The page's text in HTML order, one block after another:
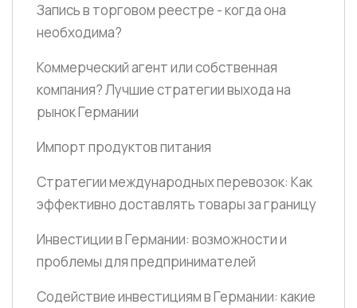
Запись в торговом реестре - когда она
необходима?
Коммерческий агент или собственная
компания? Лучшие стратегии выхода на
рынок Германии
Импорт продуктов питания
Стратегии международных перевозок: Как
эффективно доставлять товары за границу
Инвестиции в Германии: возможности и
проблемы для предпринимателей
Содействие инвестициям в Германии: какие